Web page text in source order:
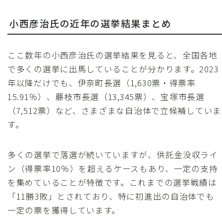
小西彦治氏の近年の選挙結果まとめ
ここ数年の小西彦治氏の選挙結果を見ると、全国各地
で多くの選挙に出馬していることが分かります。2023
年以降だけでも、伊奈町長選（1,630票・得票率
15.91％）、藤枝市長選（13,345票）、宝塚市長選
（7,512票）など、さまざまな自治体で立候補していま
す。
多くの選挙で落選が続いていますが、供託金没収ライ
ン（得票率10％）を超えるケースもあり、一定の支持
を集めていることが特徴です。これまでの選挙戦績は
「11勝3敗」とされており、特に初進出の自治体でも
一定の票を獲得しています。